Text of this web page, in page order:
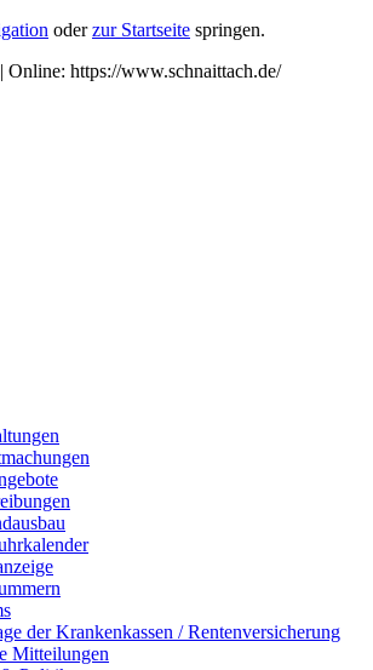
oderzur Startseite springen.
| Online: https://www.schnaittach.de/
der Krankenkassen / Rentenversicherung
Mitteilungen